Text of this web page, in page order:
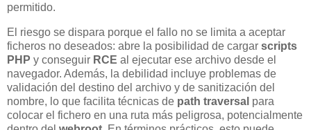
permitido.
El riesgo se dispara porque el fallo no se limita a aceptar
ficheros no deseados: abre la posibilidad de cargar scripts
PHP y conseguir RCE al ejecutar ese archivo desde el
navegador. Además, la debilidad incluye problemas de
validación del destino del archivo y de sanitización del
nombre, lo que facilita técnicas de path traversal para
colocar el fichero en una ruta más peligrosa, potencialmente